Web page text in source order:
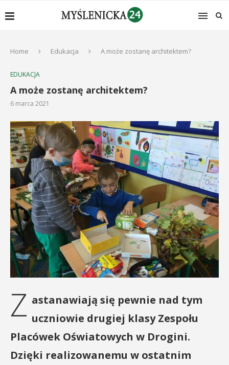
Home Edukacja A może zostanę architektem?
EDUKACJA
A może zostanę architektem?
6 marca 2021
Z astanawiają się pewnie nad tym
uczniowie drugiej klasy Zespołu
Placówek Oświatowych w Drogini.
Dzięki realizowanemu w ostatnim